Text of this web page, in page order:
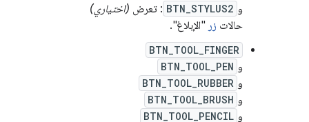
و BTN_STYLUS2 : تعرض (اختياري)
حالات زر "الإبلاغ".
BTN_TOOL_FINGER
و BTN_TOOL_PEN
و BTN_TOOL_RUBBER
و BTN_TOOL_BRUSH
و BTN_TOOL_PENCIL